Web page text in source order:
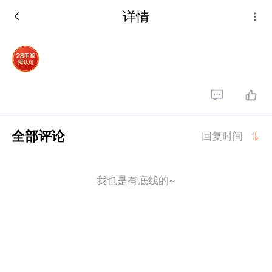
详情
全部评论 回复时间
我也是有底线的~